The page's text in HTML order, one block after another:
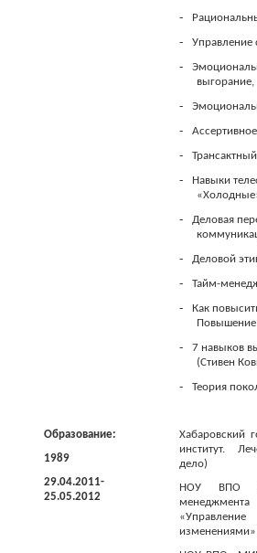
-
- Управление
-
выгорание,
-
-
-
-
Навыки
-
Деловая
- Деловой
- Тайм-
-
Как
Повышение
-
7 навыков
(Стивен
- Теория
Образование:
1989
29.04.2011-
25.05.2012
Хабаровский
институт.
дело)
НОУ ВПО
изменениями»